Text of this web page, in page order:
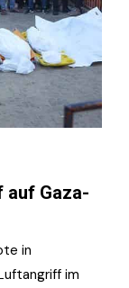
auf Gaza-
in
im